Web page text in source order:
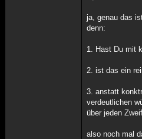
ja, genau das
denn:
1. Hast Du mit
2. ist das ein
3. anstatt
verdeutlichen
über jeden
also noch mal